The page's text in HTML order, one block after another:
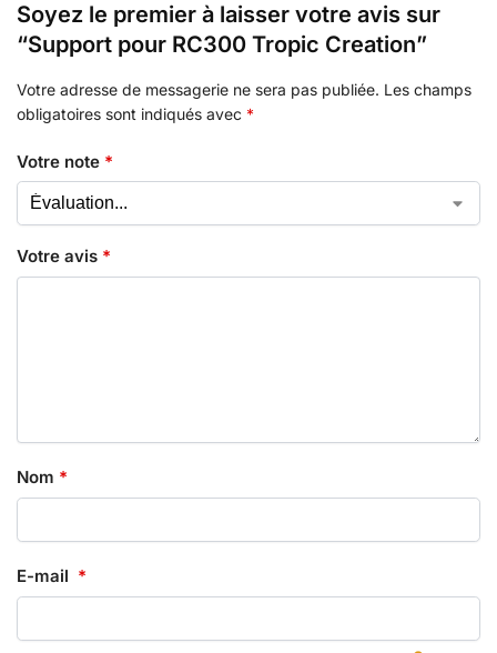
Soyez le premier à laisser votre avis sur
“Support pour RC300 Tropic Creation”
Votre adresse de messagerie ne sera pas publiée. Les champs
obligatoires sont indiqués avec *
Votre note *
Votre avis *
Nom *
E-mail *